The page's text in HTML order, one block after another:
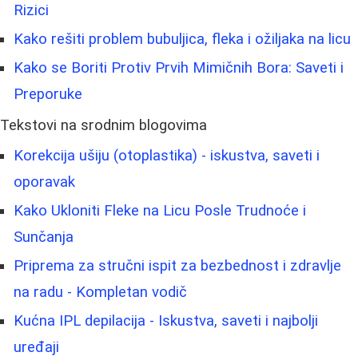
Rizici
Kako rešiti problem bubuljica, fleka i ožiljaka na licu
Kako se Boriti Protiv Prvih Mimičnih Bora: Saveti i
Preporuke
Tekstovi na srodnim blogovima
Korekcija ušiju (otoplastika) - iskustva, saveti i
oporavak
Kako Ukloniti Fleke na Licu Posle Trudnoće i
Sunčanja
Priprema za stručni ispit za bezbednost i zdravlje
na radu - Kompletan vodič
Kućna IPL depilacija - Iskustva, saveti i najbolji
uređaji